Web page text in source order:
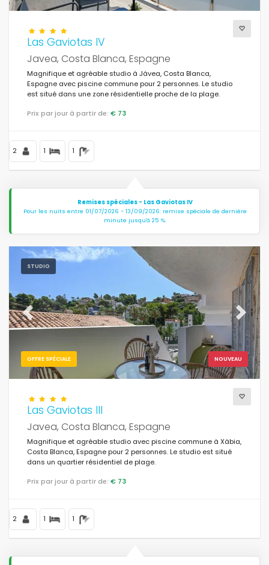
Vues
Catégories supplémentaires
Dernière visite (0)
Nouveautés (19)
Propriétés de luxe (44)
Du mois (22)
Pour les couples (184)
Près de la plage (67)
Près de parcours de golf (4)
En zone rurale
Remises spéciales (118)
Las Gaviotas IV
Javea, Costa Blanca, Espagne
Magnifique et agréable studio à Jávea, Costa Blanca,
Espagne avec piscine commune pour 2 personnes. Le studio
est situé dans une zone résidentielle proche de la plage.
Prix par jour à partir de: € 73
2 1 1
Remises spéciales - Las Gaviotas IV
Pour les nuits entre 01/07/2026 - 13/09/2026: remise spéciale de dernière
minute jusqu'à 25 %.
STUDIO
NOUVEAU
OFFRE SPÉCIALE
Previous Next
Las Gaviotas III
Javea, Costa Blanca, Espagne
Magnifique et agréable studio avec piscine commune à Xàbia,
Costa Blanca, Espagne pour 2 personnes. Le studio est situé
dans un quartier résidentiel de plage.
Prix par jour à partir de: € 73
2 1 1